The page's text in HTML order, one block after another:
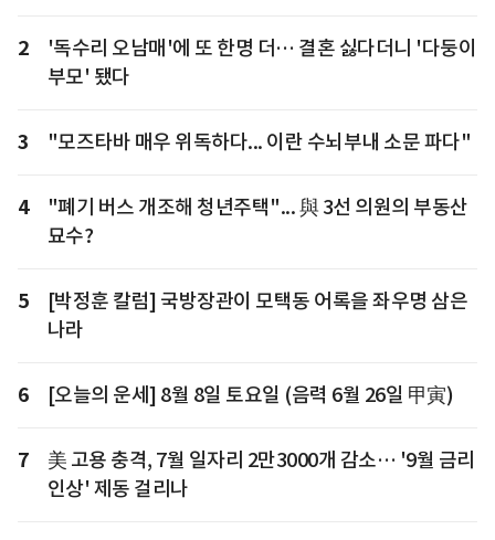
2
'독수리 오남매'에 또 한명 더… 결혼 싫다더니 '다둥이
부모' 됐다
3 "모즈타바 매우 위독하다... 이란 수뇌부내 소문 파다"
4
"폐기 버스 개조해 청년주택"... 與 3선 의원의 부동산
묘수?
5
[박정훈 칼럼] 국방장관이 모택동 어록을 좌우명 삼은
나라
6 [오늘의 운세] 8월 8일 토요일 (음력 6월 26일 甲寅)
7
美 고용 충격, 7월 일자리 2만3000개 감소… '9월 금리
인상' 제동 걸리나